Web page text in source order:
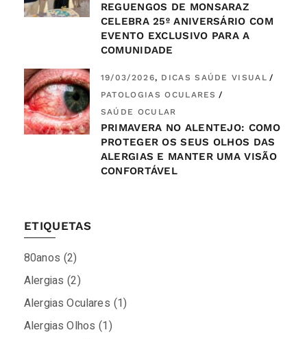
REGUENGOS DE MONSARAZ
CELEBRA 25º ANIVERSÁRIO COM
EVENTO EXCLUSIVO PARA A
COMUNIDADE
19/03/2026
DICAS SAÚDE VISUAL
PATOLOGIAS OCULARES
SAÚDE OCULAR
PRIMAVERA NO ALENTEJO: COMO
PROTEGER OS SEUS OLHOS DAS
ALERGIAS E MANTER UMA VISÃO
CONFORTÁVEL
ETIQUETAS
80anos (2)
Alergias (2)
Alergias Oculares (1)
Alergias Olhos (1)